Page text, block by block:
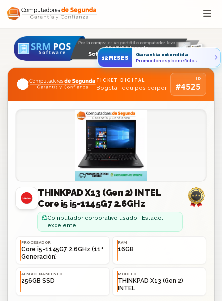
Saltar al contenido
TICKET DIGITAL
Bogotá · equipos corporativos usados
ID
#4525
THINKPAD X13 (Gen 2) INTEL
Core i5 i5-1145G7 2.6GHz
Computador corporativo usado · Estado:
excelente
PROCESADOR
Core i5-1145G7 2.6GHz (11ª
Generación)
RAM
16GB
ALMACENAMIENTO
256GB SSD
MODELO
THINKPAD X13 (Gen 2)
INTEL
12MESES
Garantía extendida
Promociones y beneficios